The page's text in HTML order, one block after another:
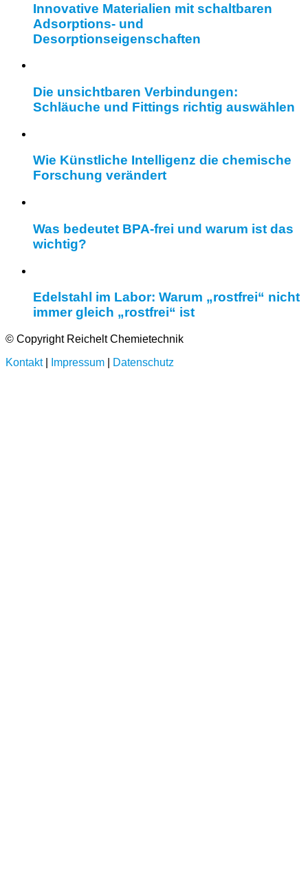
Innovative Materialien mit schaltbaren
Adsorptions- und
Desorptionseigenschaften
Die unsichtbaren Verbindungen:
Schläuche und Fittings richtig auswählen
Wie Künstliche Intelligenz die chemische
Forschung verändert
Was bedeutet BPA-frei und warum ist das
wichtig?
Edelstahl im Labor: Warum „rostfrei“ nicht
immer gleich „rostfrei“ ist
© Copyright Reichelt Chemietechnik
Kontakt| Impressum Datenschutz